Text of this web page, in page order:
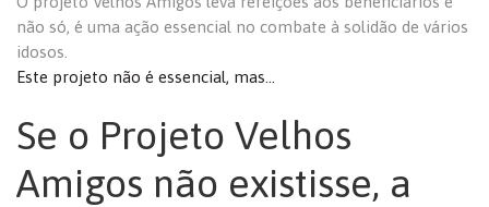
não só, é uma ação essencial no combate à solidão de vários
idosos.
Este projeto não é essencial, mas…
Se o Projeto Velhos
Amigos não existisse, a